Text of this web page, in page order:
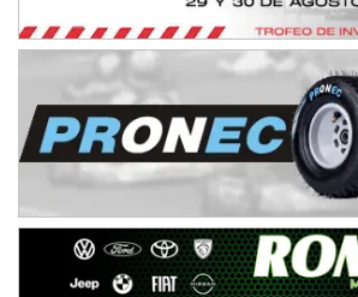
NORESTE SANTAFESINO - F6
Ciudad de Avellaneda (Asfalto)
Avellaneda (Santa Fe)
SUR SANTAFESINO - F4
José Samuel Sánchez (Tierra)
Rufino (Santa Fe)
Juan Navarro (Asfalto)
El Timbó (Tucumán)